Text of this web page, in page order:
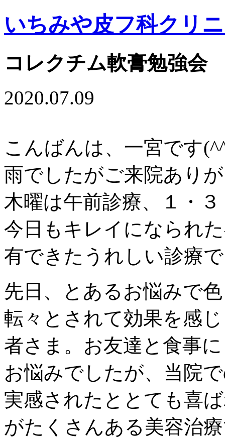
いちみや皮フ科クリ
コレクチム軟膏勉強会
2020.07.09
こんばんは、一宮です
雨でしたがご来院あり
木曜は午前診療、１・
今日もキレイになられ
有できたうれしい診療
先日、とあるお悩みで
転々とされて効果を感
者さま。お友達と食事
お悩みでしたが、当院
実感されたととても喜
がたくさんある美容治